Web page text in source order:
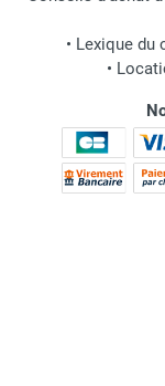
• Lexique du
•